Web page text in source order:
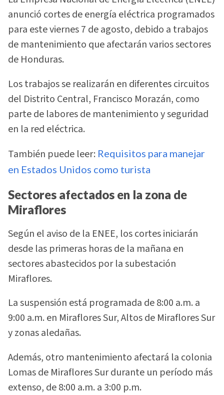
anunció cortes de energía eléctrica programados
para este viernes 7 de agosto, debido a trabajos
de mantenimiento que afectarán varios sectores
de Honduras.
Los trabajos se realizarán en diferentes circuitos
del Distrito Central, Francisco Morazán, como
parte de labores de mantenimiento y seguridad
en la red eléctrica.
También puede leer: Requisitos para manejar
en Estados Unidos como turista
Sectores afectados en la zona de
Miraflores
Según el aviso de la ENEE, los cortes iniciarán
desde las primeras horas de la mañana en
sectores abastecidos por la subestación
Miraflores.
La suspensión está programada de 8:00 a.m. a
9:00 a.m. en Miraflores Sur, Altos de Miraflores Sur
y zonas aledañas.
Además, otro mantenimiento afectará la colonia
Lomas de Miraflores Sur durante un período más
extenso, de 8:00 a.m. a 3:00 p.m.